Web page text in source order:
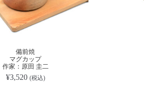
備前焼
マグカップ
作家：原田 圭二
¥3,520 (税込)